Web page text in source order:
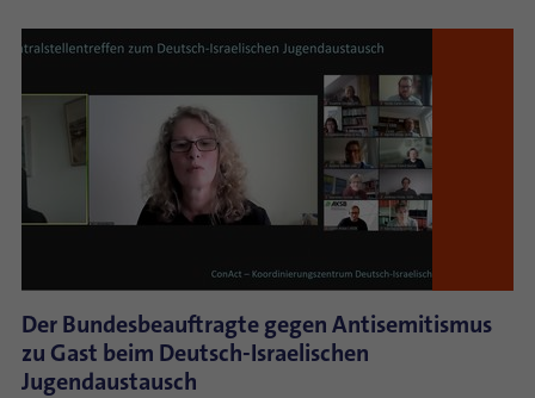
Der Bundesbeauftragte gegen Antisemitismus
zu Gast beim Deutsch-Israelischen
Jugendaustausch